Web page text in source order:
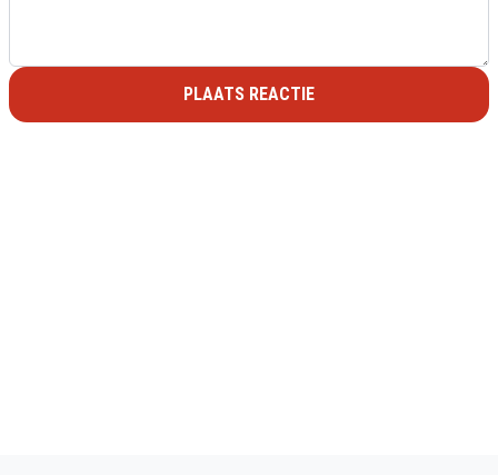
PLAATS REACTIE